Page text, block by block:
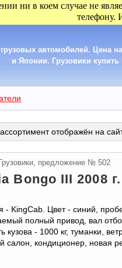
ни в коем случае не
телефону.
автомобилей. Цена
и Японии. Грузовики
отображён на
Грузовики, предложение № 502
Bongo III 2008 г.
- KingCab. Цвет - синий,
полный привод, вал
- 1000 кг, туманки,
кондиционер, новая